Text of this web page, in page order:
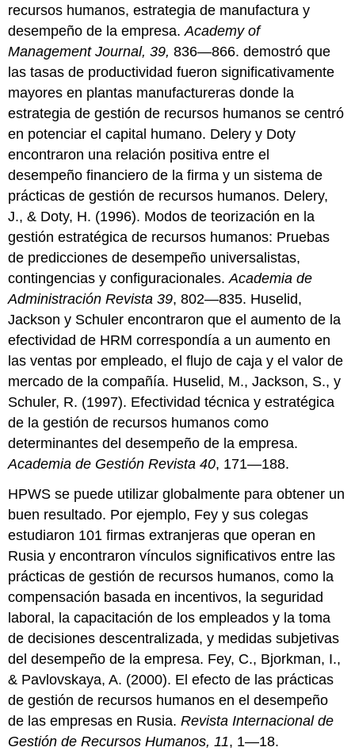
recursos humanos, estrategia de manufactura y
desempeño de la empresa.Academy of
Management Journal, 39, 836—866. demostró que
las tasas de productividad fueron significativamente
mayores en plantas manufactureras donde la
estrategia de gestión de recursos humanos se centró
en potenciar el capital humano. Delery y Doty
encontraron una relación positiva entre el
desempeño financiero de la firma y un sistema de
prácticas de gestión de recursos humanos. Delery,
J., & Doty, H. (1996). Modos de teorización en la
gestión estratégica de recursos humanos: Pruebas
de predicciones de desempeño universalistas,
contingencias y configuracionales.Academia de
Administración Revista 39, 802—835. Huselid,
Jackson y Schuler encontraron que el aumento de la
efectividad de HRM correspondía a un aumento en
las ventas por empleado, el flujo de caja y el valor de
mercado de la compañía. Huselid, M., Jackson, S., y
Schuler, R. (1997). Efectividad técnica y estratégica
de la gestión de recursos humanos como
determinantes del desempeño de la empresa.
Academia de Gestión Revista 40, 171—188.
HPWS se puede utilizar globalmente para obtener un
buen resultado. Por ejemplo, Fey y sus colegas
estudiaron 101 firmas extranjeras que operan en
Rusia y encontraron vínculos significativos entre las
prácticas de gestión de recursos humanos, como la
compensación basada en incentivos, la seguridad
laboral, la capacitación de los empleados y la toma
de decisiones descentralizada, y medidas subjetivas
del desempeño de la empresa. Fey, C., Bjorkman, I.,
& Pavlovskaya, A. (2000). El efecto de las prácticas
de gestión de recursos humanos en el desempeño
de las empresas en Rusia.Revista Internacional de
Gestión de Recursos Humanos, 11, 1—18.